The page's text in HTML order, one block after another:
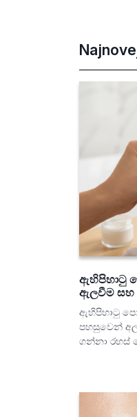
ඇහිපිහාටු
ඇලවීම සහ
ඇහිපිහාටු
පහසුවෙන්
ගන්නා රහස්